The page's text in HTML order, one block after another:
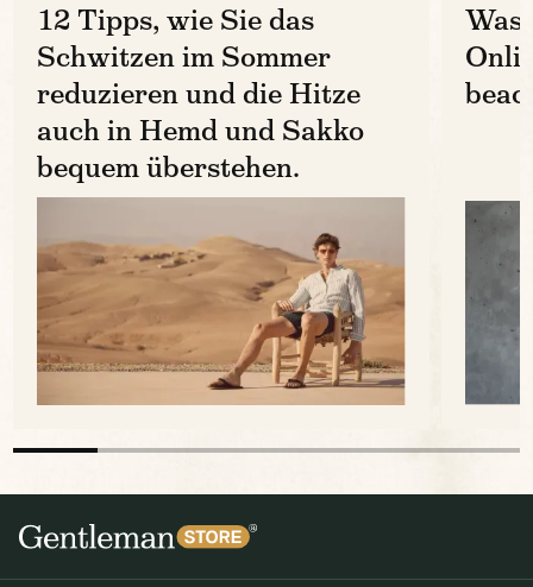
12 Tipps, wie Sie das
Schwitzen im Sommer
reduzieren und die Hitze
auch in Hemd und Sakko
bequem überstehen.
Was